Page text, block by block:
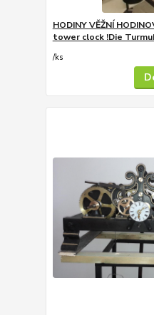
HODINY VĚŽNÍ
tower clock !Die
/ks